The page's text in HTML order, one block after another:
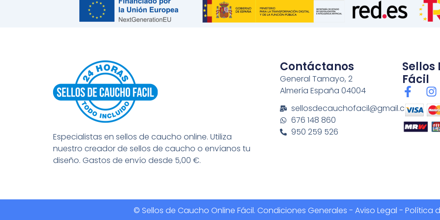
Especialistas en sellos de caucho online. Utiliza
nuestro creador de sellos de caucho o envíanos tu
diseño. Gastos de envío desde 5,00 €.
Contáctanos
General Tamayo, 2
Almería España 04004
sellosdecauchofacil@gmail.com
676 148 860
950 259 526
Sellos
Fácil
F
a
c
e
b
I
n
s
t
a
© Sellos de Caucho Online Fácil. Condiciones Generales - Aviso Legal - Política